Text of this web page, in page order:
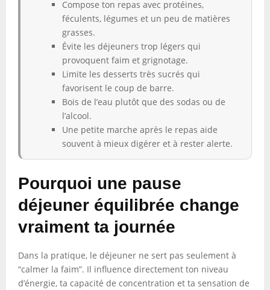
Compose ton repas avec protéines,
féculents, légumes et un peu de matières
grasses.
Évite les déjeuners trop légers qui
provoquent faim et grignotage.
Limite les desserts très sucrés qui
favorisent le coup de barre.
Bois de l’eau plutôt que des sodas ou de
l’alcool.
Une petite marche après le repas aide
souvent à mieux digérer et à rester alerte.
Pourquoi une pause
déjeuner équilibrée change
vraiment ta journée
Dans la pratique, le déjeuner ne sert pas seulement à
“calmer la faim”. Il influence directement ton niveau
d’énergie, ta capacité de concentration et ta sensation de